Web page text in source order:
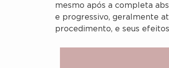
mesmo após a completa
e progressivo, geralmente
procedimento, e seus